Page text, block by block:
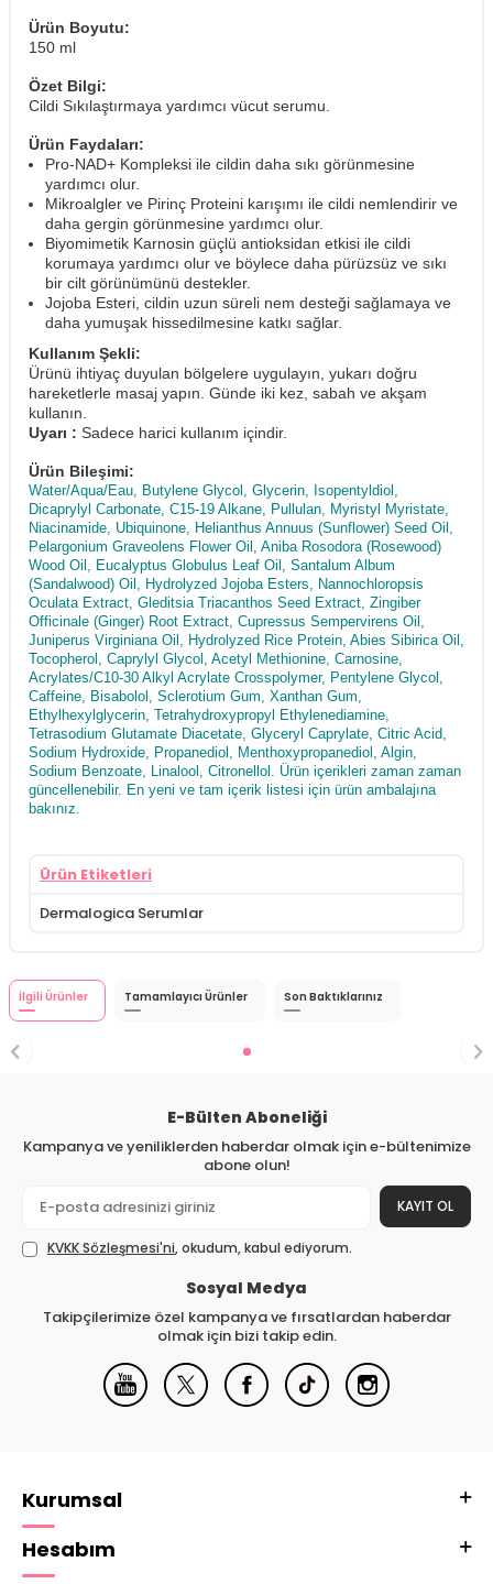
Ürün Boyutu:
150 ml
Özet Bilgi:
Cildi Sıkılaştırmaya yardımcı vücut serumu.
Ürün Faydaları:
Pro-NAD+ Kompleksi ile cildin daha sıkı görünmesine
yardımcı olur.
Mikroalgler ve Pirinç Proteini karışımı ile cildi nemlendirir ve
daha gergin görünmesine yardımcı olur.
Biyomimetik Karnosin güçlü antioksidan etkisi ile cildi
korumaya yardımcı olur ve böylece daha pürüzsüz ve sıkı
bir cilt görünümünü destekler.
Jojoba Esteri, cildin uzun süreli nem desteği sağlamaya ve
daha yumuşak hissedilmesine katkı sağlar.
Kullanım Şekli:
Ürünü ihtiyaç duyulan bölgelere uygulayın, yukarı doğru
hareketlerle masaj yapın. Günde iki kez, sabah ve akşam
kullanın.
Uyarı : Sadece harici kullanım içindir.
Ürün Bileşimi:
Water/Aqua/Eau, Butylene Glycol, Glycerin, Isopentyldiol,
Dicaprylyl Carbonate, C15-19 Alkane, Pullulan, Myristyl Myristate,
Niacinamide, Ubiquinone, Helianthus Annuus (Sunflower) Seed Oil,
Pelargonium Graveolens Flower Oil, Aniba Rosodora (Rosewood)
Wood Oil, Eucalyptus Globulus Leaf Oil, Santalum Album
(Sandalwood) Oil, Hydrolyzed Jojoba Esters, Nannochloropsis
Oculata Extract, Gleditsia Triacanthos Seed Extract, Zingiber
Officinale (Ginger) Root Extract, Cupressus Sempervirens Oil,
Juniperus Virginiana Oil, Hydrolyzed Rice Protein, Abies Sibirica Oil,
Tocopherol, Caprylyl Glycol, Acetyl Methionine, Carnosine,
Acrylates/C10-30 Alkyl Acrylate Crosspolymer, Pentylene Glycol,
Caffeine, Bisabolol, Sclerotium Gum, Xanthan Gum,
Ethylhexylglycerin, Tetrahydroxypropyl Ethylenediamine,
Tetrasodium Glutamate Diacetate, Glyceryl Caprylate, Citric Acid,
Sodium Hydroxide, Propanediol, Menthoxypropanediol, Algin,
Sodium Benzoate, Linalool, Citronellol. Ürün içerikleri zaman zaman
güncellenebilir. En yeni ve tam içerik listesi için ürün ambalajına
bakınız.
Ürün Etiketleri
Dermalogica Serumlar
İlgili Ürünler Tamamlayıcı Ürünler Son Baktıklarınız
E-Bülten Aboneliği
Kampanya ve yeniliklerden haberdar olmak için e-bültenimize
abone olun!
KAYIT OL
KVKK Sözleşmesi'ni, okudum, kabul ediyorum.
Sosyal Medya
Takipçilerimize özel kampanya ve fırsatlardan haberdar
olmak için bizi takip edin.
Kurumsal
Hesabım